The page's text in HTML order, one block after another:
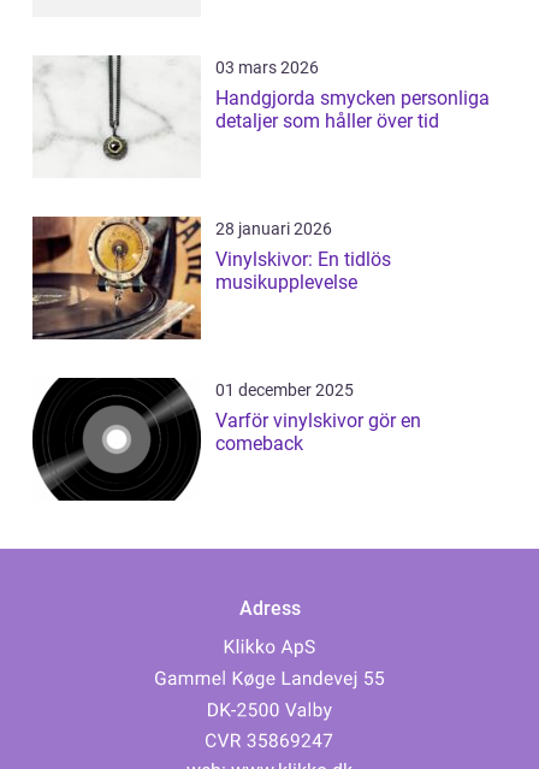
03 mars 2026
Handgjorda smycken personliga
detaljer som håller över tid
28 januari 2026
Vinylskivor: En tidlös
musikupplevelse
01 december 2025
Varför vinylskivor gör en
comeback
Adress